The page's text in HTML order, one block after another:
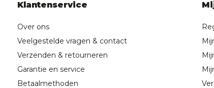
Klantenservice
Over ons
Veelgestelde vragen & contact
Verzenden & retourneren
Garantie en service
Betaalmethoden